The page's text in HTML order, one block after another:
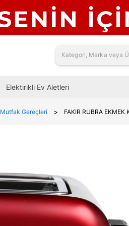
Elektirikli Ev Aletleri
Mutfak Gereçleri > FAKIR RUBRA EKMEK